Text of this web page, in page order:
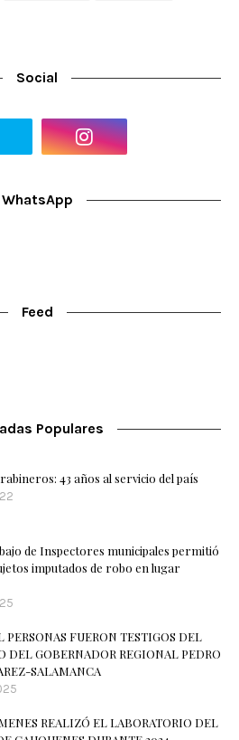
Social
WhatsApp
Feed
Populares
43 años al servicio del país
de Inspectores municipales permitió
imputados de robo en lugar
PERSONAS FUERON TESTIGOS DEL
DEL GOBERNADOR REGIONAL PEDRO
SALAMANCA
REALIZÓ EL LABORATORIO DEL